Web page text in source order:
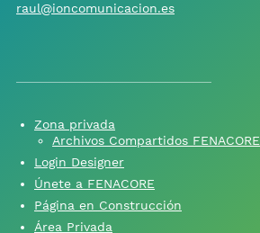
raul@ioncomunicacion.es
Zona privada
Archivos Compartidos FENACORE
Login Designer
Únete a FENACORE
Página en Construcción
Área Privada